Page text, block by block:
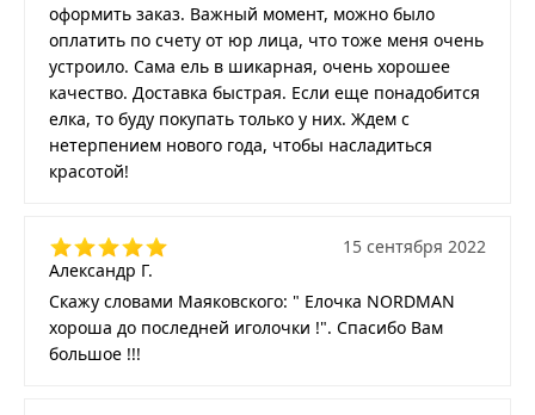
оформить заказ. Важный момент, можно было
оплатить по счету от юр лица, что тоже меня очень
устроило. Сама ель в шикарная, очень хорошее
качество. Доставка быстрая. Если еще понадобится
елка, то буду покупать только у них. Ждем с
нетерпением нового года, чтобы насладиться
красотой!
Александр Г.
15 сентября 2022
Скажу словами Маяковского: " Елочка NORDMAN
хороша до последней иголочки !". Спасибо Вам
большое !!!